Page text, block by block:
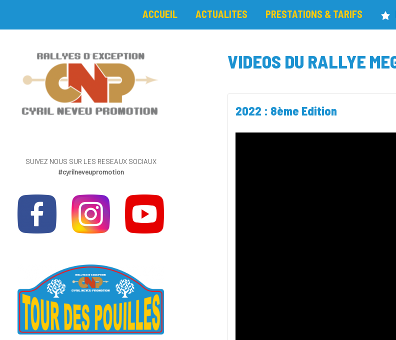
ACCUEIL ACTUALITES PRESTATIONS & TARIFS
VIDEOS DU RALLYE
2022 : 8ème Edition
SUIVEZ NOUS SUR LES RESEAUX SOCIAUX
#cyrilneveupromotion